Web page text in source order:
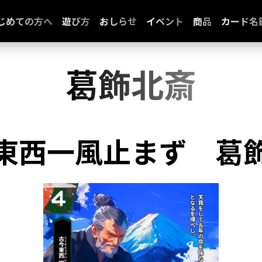
めての方へ 遊び方 おしらせ イベント 商品 カード名
葛飾北斎
西一風止まず 葛